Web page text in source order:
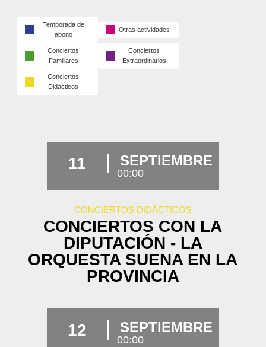
Temporada de
abono
Otras actividades
Conciertos
Familiares
Conciertos
Extraordinarios
Conciertos
Didácticos
11 SEPTIEMBRE
00:00
CONCIERTOS DIDÁCTICOS
CONCIERTOS CON LA
DIPUTACIÓN - LA
ORQUESTA SUENA EN LA
PROVINCIA
12 SEPTIEMBRE
00:00